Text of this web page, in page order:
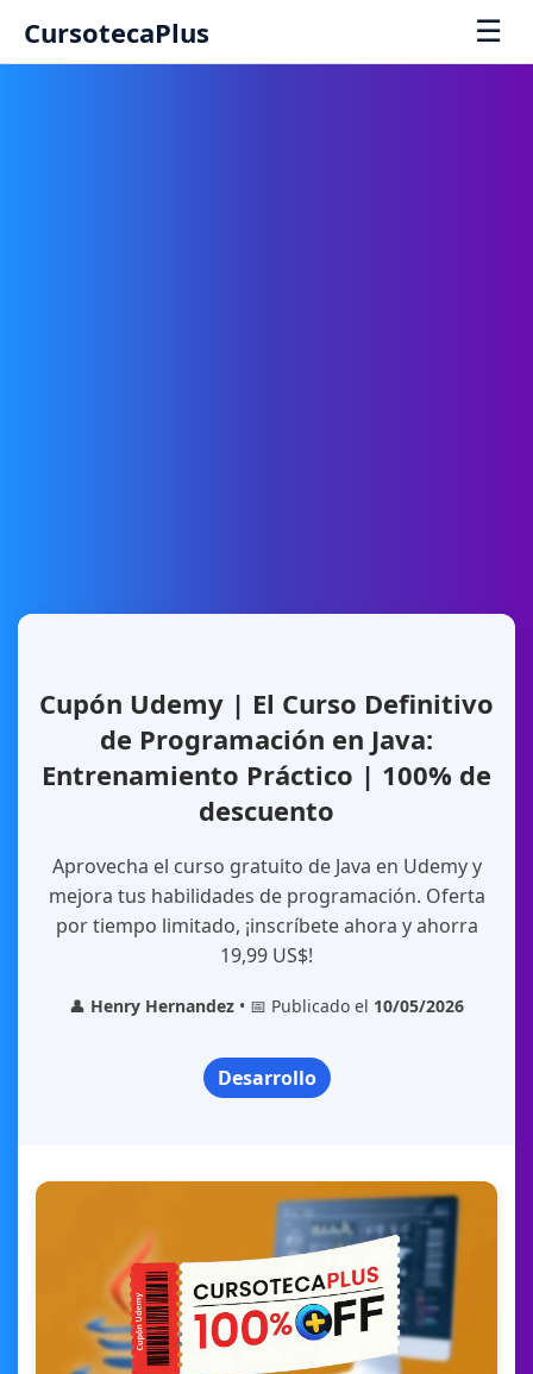
CursotecaPlus ☰
Cupón Udemy | El Curso Definitivo
de Programación en Java:
Entrenamiento Práctico | 100% de
descuento
Aprovecha el curso gratuito de Java en Udemy y
mejora tus habilidades de programación. Oferta
por tiempo limitado, ¡inscríbete ahora y ahorra
19,99 US$!
👤 Henry Hernandez • 📅 Publicado el 10/05/2026
Desarrollo